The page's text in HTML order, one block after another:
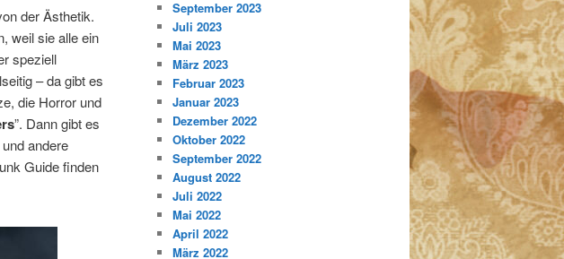
der Ästhetik.
weil sie alle ein
speziell
– da gibt es
die Horror und
”. Dann gibt es
andere
Guide finden
September 2023
Juli 2023
Mai 2023
März 2023
Februar 2023
Januar 2023
Dezember 2022
Oktober 2022
September 2022
August 2022
Juli 2022
Mai 2022
April 2022
März 2022